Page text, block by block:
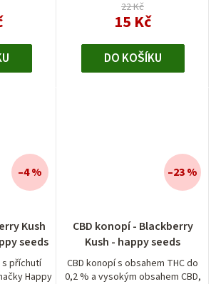
22 Kč
15 Kč
DO KOŠÍKU
Kush
seeds
s příchutí
Happy
–4 %
CBD konopí - Blackberry
Kush - happy seeds
CBD konopí s obsahem THC do
0,2 % a vysokým obsahem CBD,
–23 %